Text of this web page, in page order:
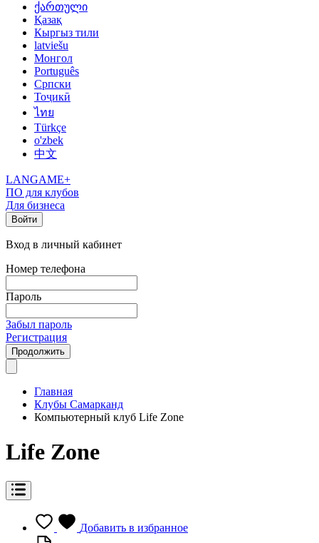
ქართული
Қазақ
Кыргыз тили
latviešu
Монгол
Português
Српски
Тоҷикӣ
ไทย
Türkçe
o'zbek
中文
LANGAME+
ПО для клубов
Для бизнеса
Войти
Вход в личный кабинет
Номер телефона
Пароль
Забыл пароль
Регистрация
Продолжить
Главная
Клубы Самарканд
Компьютерный клуб Life Zone
Life Zone
Добавить в избранное